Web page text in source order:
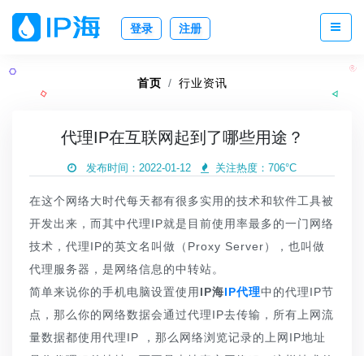
登录 注册
首页 行业资讯
代理IP在互联网起到了哪些用途？
发布时间：2022-01-12 关注热度： 706°C
在这个网络大时代每天都有很多实用的技术和软件工具被
开发出来，而其中代理IP就是目前使用率最多的一门网络
技术，代理IP的英文名叫做（Proxy Server），也叫做
代理服务器，是网络信息的中转站。
简单来说你的手机电脑设置使用 IP海IP代理中的代理IP节
点，那么你的网络数据会通过代理IP去传输，所有上网流
量数据都使用代理IP ，那么网络浏览记录的上网IP地址